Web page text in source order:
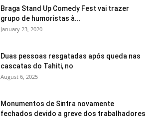
Braga Stand Up Comedy Fest vai trazer
grupo de humoristas à...
January 23, 2020
Duas pessoas resgatadas após queda nas
cascatas do Tahiti, no
August 6, 2025
Monumentos de Sintra novamente
fechados devido a greve dos trabalhadores